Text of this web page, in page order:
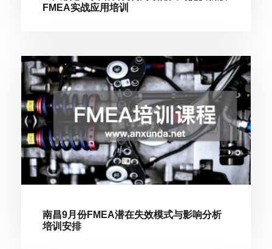
FMEA实战应用培训
南昌9月份FMEA潜在失效模式与影响分析
培训安排